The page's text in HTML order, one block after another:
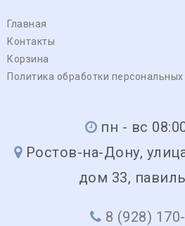
Главная
Контакты
Корзина
Политика обработки
пн - вс
Ростов-на-Дону,
дом 33,
8 (928)